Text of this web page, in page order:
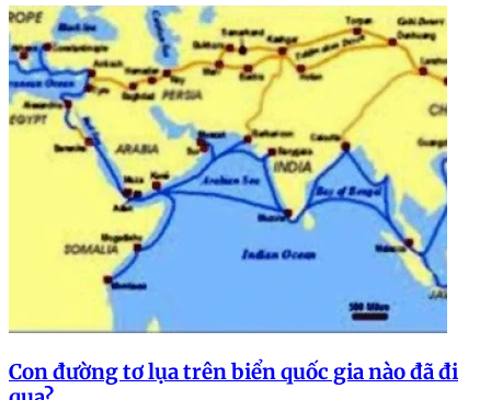
Con đường tơ lụa trên biển quốc gia nào đã đi